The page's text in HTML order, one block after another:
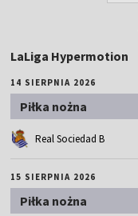
LaLiga Hypermotion
14 SIERPNIA 2026
Piłka nożna
Real Sociedad B
15 SIERPNIA 2026
Piłka nożna